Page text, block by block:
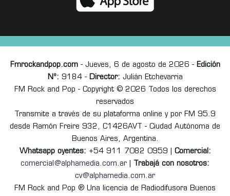
Fmrockandpop.com- Jueves, 6 de agosto de 2026 - Edición
Nº: 9184 - Director: Julián Etchevarria
FM Rock and Pop - Copyright © 2026 Todos los derechos
reservados
Transmite a través de su plataforma online y por FM 95.9
desde Ramón Freire 932, C1426AVT - Ciudad Autónoma de
Buenos Aires, Argentina.
Whatsapp oyentes: +54 911 7082 0959 | Comercial:
comercial@alphamedia.com.ar
Trabajá con nosotros:
cv@alphamedia.com.ar
FM Rock and Pop ® Una licencia de Radiodifusora Buenos